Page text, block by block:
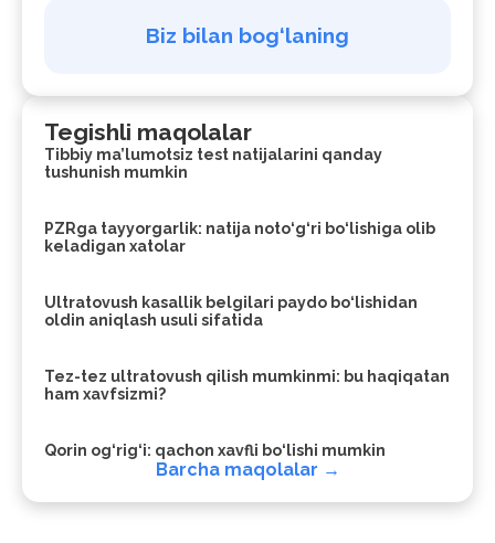
Biz bilan bog‘laning
Tegishli maqolalar
Tibbiy ma’lumotsiz test natijalarini qanday
tushunish mumkin
PZRga tayyorgarlik: natija noto‘g‘ri bo‘lishiga olib
keladigan xatolar
Ultratovush kasallik belgilari paydo bo‘lishidan
oldin aniqlash usuli sifatida
Tez-tez ultratovush qilish mumkinmi: bu haqiqatan
ham xavfsizmi?
Qorin og‘rig‘i: qachon xavfli bo‘lishi mumkin
Barcha maqolalar →